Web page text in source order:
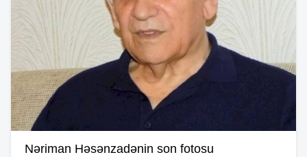
Nəriman Həsənzadənin son fotosu